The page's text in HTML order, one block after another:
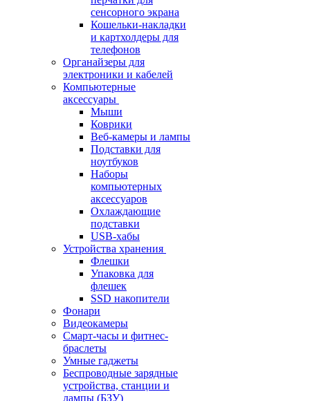
сенсорного экрана
Кошельки-накладки
и картхолдеры для
телефонов
Органайзеры для
электроники и кабелей
Компьютерные
аксессуары
Мыши
Коврики
Веб-камеры и лампы
Подставки для
ноутбуков
Наборы
компьютерных
аксессуаров
Охлаждающие
подставки
USB-хабы
Устройства хранения
Флешки
Упаковка для
флешек
SSD накопители
Фонари
Видеокамеры
Смарт-часы и фитнес-
браслеты
Умные гаджеты
Беспроводные зарядные
устройства, станции и
лампы (БЗУ)